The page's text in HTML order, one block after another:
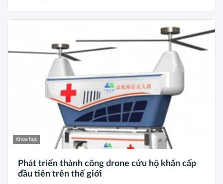
Khoa học
Phát triển thành công drone cứu hộ khẩn cấp
đầu tiên trên thế giới